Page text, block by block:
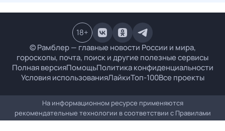
© Рамблер — главные новости России и мира,
гороскопы, почта, поиск и другие полезные сервисы
Полная версияПомощьПолитика конфиденциальности
Условия использованияЛайкиТоп-100Все проекты
18+
На информационном ресурсе применяются
рекомендательные технологии в соответствии с Правилами